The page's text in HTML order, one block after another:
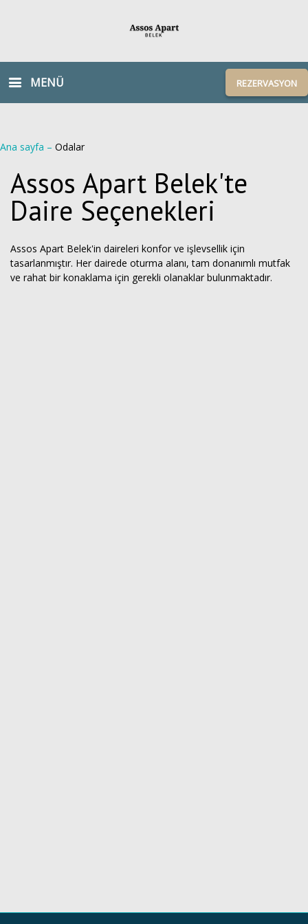
MENÜ REZERVASYON
Ana sayfa – Odalar
Assos Apart Belek'te
Daire Seçenekleri
Assos Apart Belek'in daireleri konfor ve işlevsellik için
tasarlanmıştır. Her dairede oturma alanı, tam donanımlı mutfak
ve rahat bir konaklama için gerekli olanaklar bulunmaktadır.